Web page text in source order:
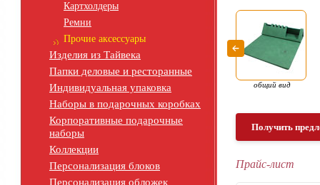
Картхолдеры
Ремни
Прочие аксессуары
Изделия из Тайвека
Папки деловые и ресторанные
Индивидуальная упаковка
Наборы в подарочных коробках
Корпоративные подарочные
наборы
Коллекции
Персонализация блоков
Персонализация обложек
общий вид
Получить
Прайс-лист